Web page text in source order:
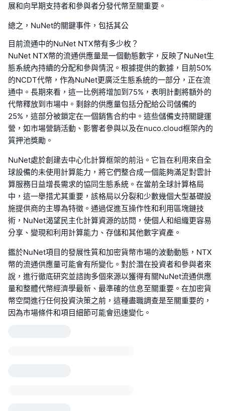
展和向早期支持者和參與者分發代幣至關重要。
總之，NuNet的關鍵事件，包括其公
目前流通中的NuNet NTX幣有多少枚？
NuNet NTX幣的流通供應量是一個動態數字，反映了NuNet生
態系統內持續的分配和參與情況。根據提供的數據，目前50%
的NCDT代幣，作為NuNet更廣泛生態系統的一部分，正在流
通中。長期來看，這一比例將增加到75%，表明計劃將額外的
代幣釋放到市場中。剩餘的供應量包括分配給公司儲備的
25%，這部分被鎖定在一個銷售合約中。這些儲備支持關鍵運
營，如市場營銷活動、影響者參與以及在nuco.cloud框架內的
質押池獎勵。
NuNet處於創建去中心化計算框架的前沿。它旨在利用來自全
球設備的未使用計算能力，將它們整合成一個能夠滿足對雲計
算服務日益增長需求的協同生態系統。在當前全球計算格局
中，這一舉措尤其重要，該格局以分裂和少數幾個大型基礎設
施提供商的主導為特徵。通過促進互操作性和利用區塊鏈技
術，NuNet渴望民主化計算資源的訪問，使個人和組織更容易
分享、變現和利用計算能力、存儲和其他數字資產。
鑑於NuNet項目的發展性質和加密貨幣市場的波動動態，NTX
幣的流通供應量可能會有所變化。對於潛在投資者和參與者來
說，進行徹底研究並諮詢多個來源以獲得有關NuNet流通供應
量和整體代幣經濟學最新、最準確的信息至關重要。在加密貨
幣空間進行任何投資決策之前，這種盡職調查是至關重要的，
因為市場條件和項目細節可能會迅速變化。